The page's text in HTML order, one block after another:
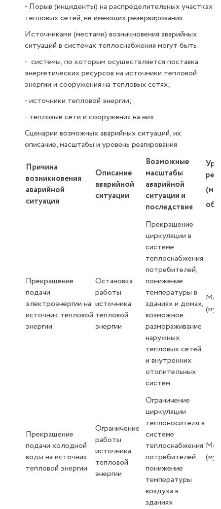
- Порыв (инциденты) на распределительных участках
тепловых сетей, не имеющих резервирования.
Источниками (местами) возникновения аварийных
ситуаций в системах теплоснабжения могут быть:
- системы, по которым осуществляется поставка
энергетических ресурсов на источники тепловой
энергии и сооружения на тепловых сетях;
- источники тепловой энергии;
- тепловые сети и сооружения на них
Сценарии возможных аварийных ситуаций, их
описание, масштабы и уровень реагирования
Причина
возникновения
аварийной
ситуации
Описание
аварийной
ситуации
Возможные
масштабы
аварийной
ситуации и
последствия
Прекращение
подачи
электроэнергии на
источник тепловой
энергии
Остановка
работы
источника
тепловой
энергии
Прекращение
циркуляции в
системе
теплоснабжения
потребителей,
понижение
температуры в
зданиях и домах,
возможное
размораживание
наружных
тепловых сетей
и внутренних
отопительных
систем
Прекращение
подачи холодной
воды на источник
тепловой энергии
Ограничение
работы
источника
тепловой
энергии
Ограничение
циркуляции
теплоносителя в
системе
теплоснабжения
потребителей,
понижение
температуры
воздуха в
зданиях